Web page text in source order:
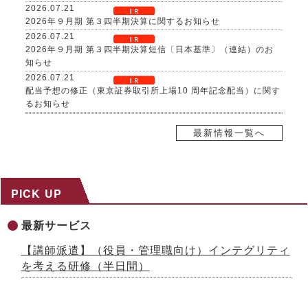
2026.07.21
2026年９月期 第３四半期決算に関するお知らせ
2026.07.21
2026年９月期 第３四半期決算短信〔日本基準〕（連結）のお
知らせ
2026.07.21
配当予想の修正（東京証券取引所上場10 周年記念配当）に関す
るお知らせ
自己株式取得に係る事項の決定及び自己株式の消却に関するお
ペーンを開催 ～３日間29,800円の特別価格で公開講座を提供
イボート）」提供開始 ～先着100社限定キャンペーン実施中
2026.07.13
AI時代をリードする「ネオゼネラリスト」養成研修を開発 ～構
最新情報一覧へ
PICK UP
最新サービス
【講師派遣】（役員・管理職向け）インテグリティ
を考える研修（半日間）